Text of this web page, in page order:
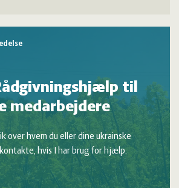
til
medarbejdere
over hvem du eller dine ukrainske
hvis I har brug for hjælp.